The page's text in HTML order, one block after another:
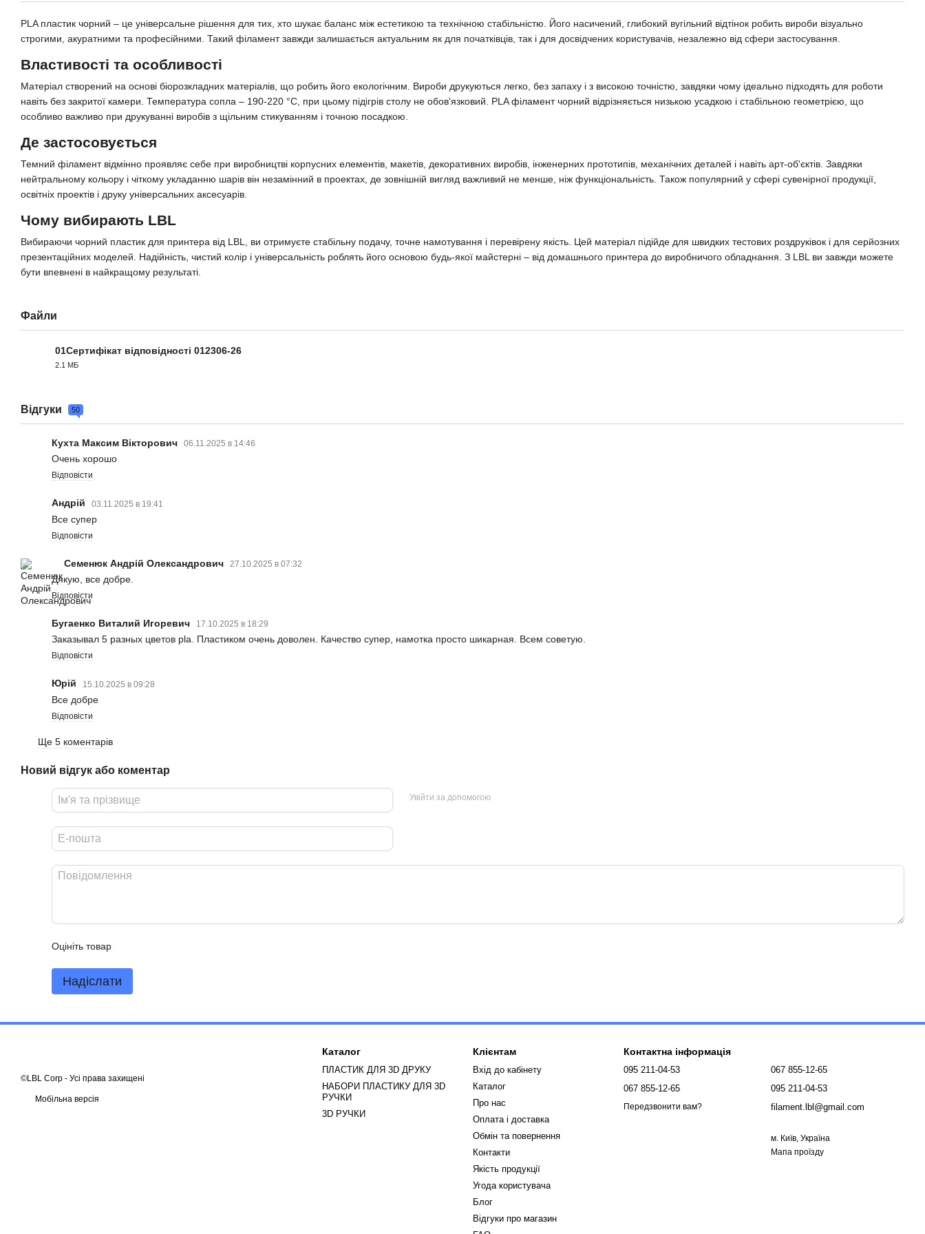
PLA пластик чорний – це універсальне рішення для тих, хто шукає баланс між естетикою та технічною стабільністю. Його насичений, глибокий вугільний відтінок робить вироби візуально
строгими, акуратними та професійними. Такий філамент завжди залишається актуальним як для початківців, так і для досвідчених користувачів, незалежно від сфери застосування.
Властивості та особливості
Матеріал створений на основі біорозкладних матеріалів, що робить його екологічним. Вироби друкуються легко, без запаху і з високою точністю, завдяки чому ідеально підходять для роботи
навіть без закритої камери. Температура сопла – 190-220 °C, при цьому підігрів столу не обов'язковий. PLA філамент чорний відрізняється низькою усадкою і стабільною геометрією, що
особливо важливо при друкуванні виробів з щільним стикуванням і точною посадкою.
Де застосовується
Темний філамент відмінно проявляє себе при виробництві корпусних елементів, макетів, декоративних виробів, інженерних прототипів, механічних деталей і навіть арт-об'єктів. Завдяки
нейтральному кольору і чіткому укладанню шарів він незамінний в проектах, де зовнішній вигляд важливий не менше, ніж функціональність. Також популярний у сфері сувенірної продукції,
освітніх проектів і друку універсальних аксесуарів.
Чому вибирають LBL
Вибираючи чорний пластик для принтера від LBL, ви отримуєте стабільну подачу, точне намотування і перевірену якість. Цей матеріал підійде для швидких тестових роздруківок і для серйозних
презентаційних моделей. Надійність, чистий колір і універсальність роблять його основою будь-якої майстерні – від домашнього принтера до виробничого обладнання. З LBL ви завжди можете
бути впевнені в найкращому результаті.
Файли
01Сертифікат відповідності 012306-26
2.1 МБ
Відгуки 50
Кухта Максим Вікторович 06.11.2025 в 14:46
Очень хорошо
Відповісти
Андрій 03.11.2025 в 19:41
Все супер
Відповісти
Семенюк Андрій Олександрович 27.10.2025 в 07:32
Дякую, все добре.
Відповісти
Бугаенко Виталий Игоревич 17.10.2025 в 18:29
Заказывал 5 разных цветов pla. Пластиком очень доволен. Качество супер, намотка просто шикарная. Всем советую.
Відповісти
Юрій 15.10.2025 в 09:28
Все добре
Відповісти
Ще 5 коментарів
Новий відгук або коментар
Увійти за допомогою
Оцініть товар
Надіслати
©LBL Corp - Усі права захищені
Мобільна версія
Каталог
ПЛАСТИК ДЛЯ 3D ДРУКУ
НАБОРИ ПЛАСТИКУ ДЛЯ 3D
РУЧКИ
3D РУЧКИ
Клієнтам
Вхід до кабінету
Каталог
Про нас
Оплата і доставка
Обмін та повернення
Контакти
Якість продукції
Угода користувача
Блог
Відгуки про магазин
Контактна інформація
095 211-04-53
067 855-12-65
Передзвонити вам?
067 855-12-65
095 211-04-53
filament.lbl@gmail.com
м. Київ, Україна
Мапа проїзду